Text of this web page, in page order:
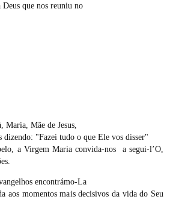
Deus que nos reuniu no
Maria, Mãe de Jesus,
dizendo: "Fazei tudo o que Ele vos disser"
a Virgem Maria convida-nos
a segui-l’O,
encontrámo-La
aos momentos mais decisivos da vida do Seu